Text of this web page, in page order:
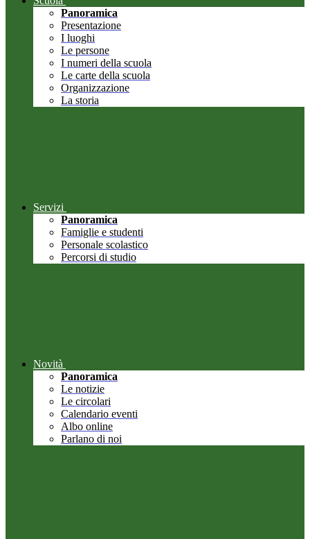
Panoramica
Presentazione
I luoghi
Le persone
I numeri della scuola
Le carte della scuola
Organizzazione
La storia
Servizi
Panoramica
Famiglie e studenti
Personale scolastico
Percorsi di studio
Novità
Panoramica
Le notizie
Le circolari
Calendario eventi
Albo online
Parlano di noi